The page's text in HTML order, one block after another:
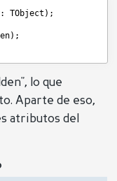
TObject);
lo que
Aparte de eso,
atributos del